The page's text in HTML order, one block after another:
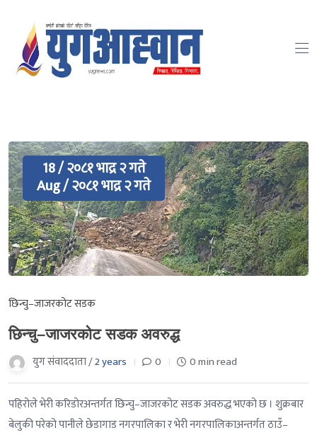
18 / २०८१ भाद्र २ गते
Aug / २०८१ भाद्र २ गते
छिन्चु–जाजरकोट सडक
छिन्चु–जाजरकोट सडक अवरुद्ध
युग संवाददाता /2 years 0 0 min read
पहिरोले भेरी करिडोरअन्तर्गत छिन्चु–जाजरकोट सडक अवरुद्ध भएको छ । शुक्रबार
बेलुकी परेको पानीले छेडागाड नगरपालिका र भेरी नगरपालिकाअन्तर्गत ठाउँ–